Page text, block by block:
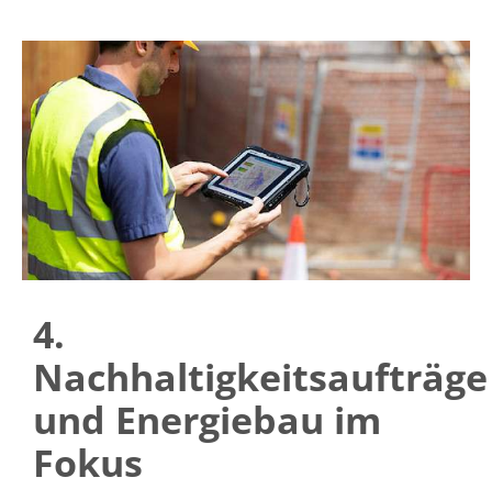
4.
Nachhaltigkeitsaufträge
und Energiebau im
Fokus